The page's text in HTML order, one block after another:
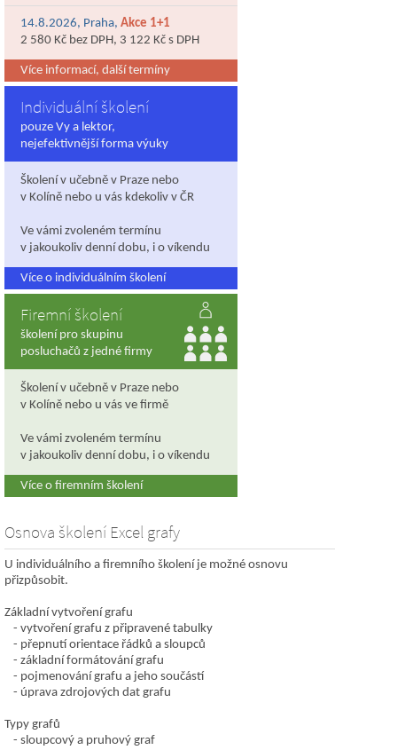
14.8.2026, Praha, Akce 1+1
2 580 Kč bez DPH, 3 122 Kč s DPH
Více informací, další termíny
Individuální školení
pouze Vy a lektor,
nejefektivnější forma výuky
Školení v učebně v Praze nebo
v Kolíně nebo u vás kdekoliv v ČR
Ve vámi zvoleném termínu
v jakoukoliv denní dobu, i o víkendu
Více o individuálním školení
Firemní školení
školení pro skupinu
posluchačů z jedné firmy
Školení v učebně v Praze nebo
v Kolíně nebo u vás ve firmě
Ve vámi zvoleném termínu
v jakoukoliv denní dobu, i o víkendu
Více o firemním školení
Osnova školení Excel grafy
U individuálního a firemního školení je možné osnovu
přizpůsobit.
Základní vytvoření grafu
vytvoření grafu z připravené tabulky
přepnutí orientace řádků a sloupců
základní formátování grafu
pojmenování grafu a jeho součástí
úprava zdrojových dat grafu
Typy grafů
sloupcový a pruhový graf